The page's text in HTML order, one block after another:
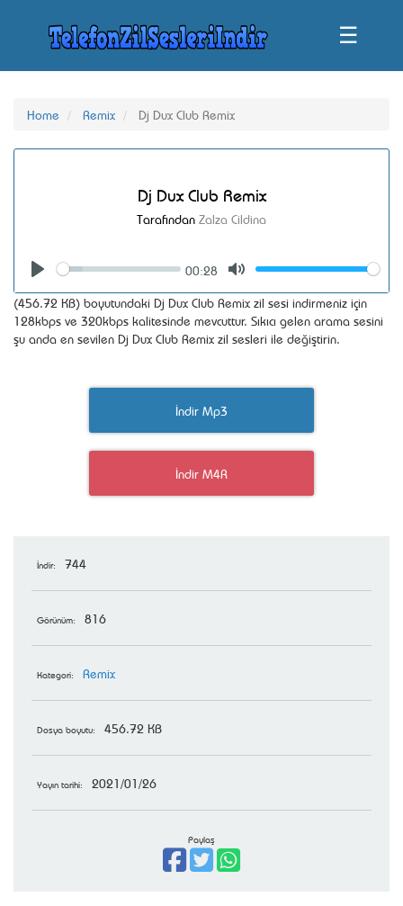
☰
Home Remix Dj Dux Club Remix
Dj Dux Club Remix
Tarafından Zalza Cildina
Seek
00:28
Volume
(456.72 KB) boyutundaki Dj Dux Club Remix zil sesi indirmeniz için
128kbps ve 320kbps kalitesinde mevcuttur. Sıkıcı gelen arama sesini
şu anda en sevilen Dj Dux Club Remix zil sesleri ile değiştirin.
İndir Mp3
İndir M4R
İndir: 744
Görünüm: 816
Kategori: Remix
Dosya boyutu: 456.72 KB
Yayın tarihi: 2021/01/26
Paylaş